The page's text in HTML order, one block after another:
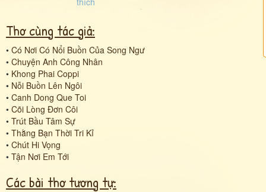
Thơ cùng tác giả:
• Có Nơi Có Nổi Buồn Của Song Ngư
• Chuyện Anh Công Nhân
• Khong Phai Coppi
• Nỗi Buồn Lên Ngôi
• Canh Dong Que Toi
• Cõi Lòng Đơn Côi
• Trút Bầu Tâm Sự
• Thằng Bạn Thời Tri Kỉ
• Chút Hi Vọng
• Tận Nơi Em Tới
Các bài thơ tương tự: